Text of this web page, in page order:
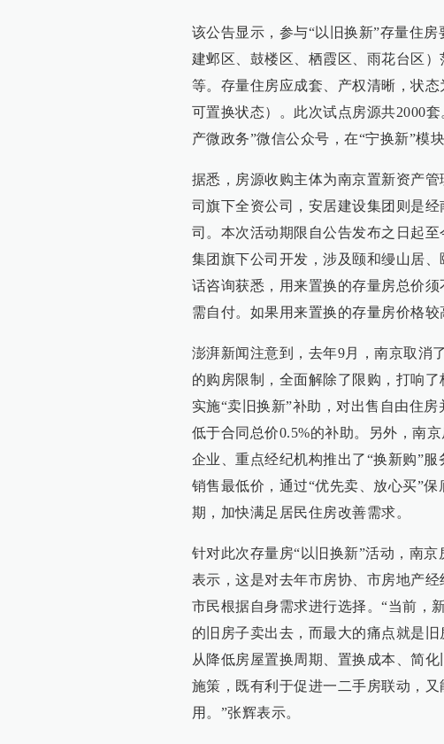
该公告显示，参与“以旧换新”存量住
建邺区、鼓楼区、栖霞区、雨花台区
等。存量住房应成套、产权清晰，状
可置换状态）。此次试点房源共2000
产微政务”微信公众号，在“宁换新”模块
据悉，房源收购主体为南京置新资产
司旗下全资公司，安居建设集团则是
司。本次活动期限自公告发布之日起
集团旗下公司开发，涉及颐和缦山居
话咨询获悉，用来置换的存量房总价
需自付。如果用来置换的存量房价格
澎湃新闻注意到，去年9月，南京取消
的购房限制，全面解除了限购，打响
实施“卖旧换新”补助，对出售自由住
低于合同总价0.5%的补助。另外，南
企业、重点经纪机构推出了“换新购”
销售最低价，通过“优先卖、放心买”
期，加快满足居民住房改善需求。
针对此次存量房“以旧换新”活动，南
表示，这是对去年市房协、市房地产
市民根据自身需求进行选择。“当前，
的旧房子卖出去，而最大的痛点就是
从降低房屋置换周期、置换成本、简
施策，既有利于促进一二手房联动，
用。”张辉表示。